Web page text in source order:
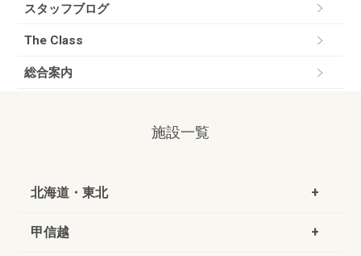
スタッフブログ
The Class
総合案内
施設一覧
北海道・東北
甲信越